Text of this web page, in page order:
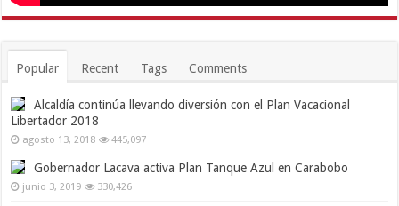
Popular Recent Tags Comments
Alcaldía continúa llevando diversión con el Plan Vacacional
Libertador 2018
agosto 13, 2018 445,097
Gobernador Lacava activa Plan Tanque Azul en Carabobo
junio 3, 2019 330,426